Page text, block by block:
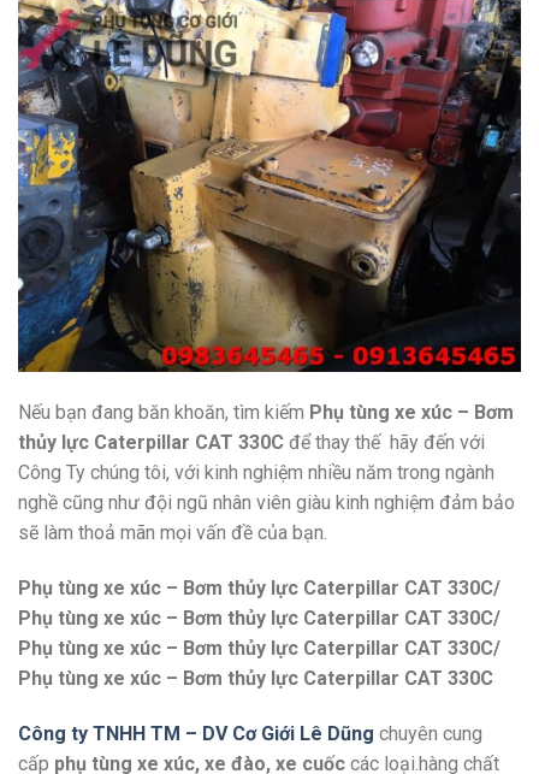
Nếu bạn đang băn khoăn, tìm kiếm Phụ tùng xe xúc – Bơm
thủy lực Caterpillar CAT 330C để thay thế hãy đến với
Công Ty chúng tôi, với kinh nghiệm nhiều năm trong ngành
nghề cũng như đội ngũ nhân viên giàu kinh nghiệm đảm bảo
sẽ làm thoả mãn mọi vấn đề của bạn.
Phụ tùng xe xúc – Bơm thủy lực Caterpillar CAT 330C/
Phụ tùng xe xúc – Bơm thủy lực Caterpillar CAT 330C/
Phụ tùng xe xúc – Bơm thủy lực Caterpillar CAT 330C/
Phụ tùng xe xúc – Bơm thủy lực Caterpillar CAT 330C
Công ty TNHH TM – DV Cơ Giới Lê Dũng chuyên cung
cấp phụ tùng xe xúc, xe đào, xe cuốc các loại.hàng chất